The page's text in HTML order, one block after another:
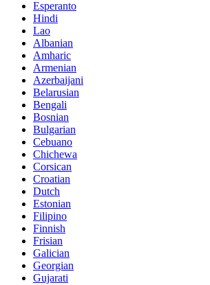
Esperanto
Hindi
Lao
Albanian
Amharic
Armenian
Azerbaijani
Belarusian
Bengali
Bosnian
Bulgarian
Cebuano
Chichewa
Corsican
Croatian
Dutch
Estonian
Filipino
Finnish
Frisian
Galician
Georgian
Gujarati